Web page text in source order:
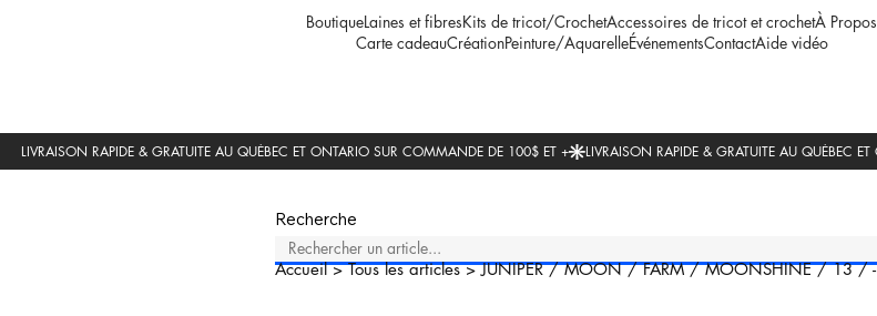
BoutiqueLaines et fibresKits de tricot/CrochetAccessoires de tricot et crochetÀ Propos
Carte cadeauCréationPeinture/AquarelleÉvénementsContactAide vidéo
Recherche
Accueil>Tous les articles>JUNIPER / MOON / FARM / MOONSHINE / 13 / -